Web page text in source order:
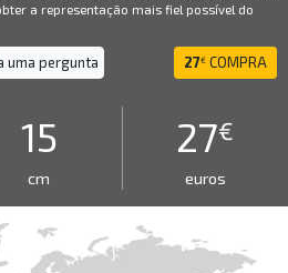
a representação mais fiel possível do
uma pergunta 27€ COMPRA
15
cm
27€
euros